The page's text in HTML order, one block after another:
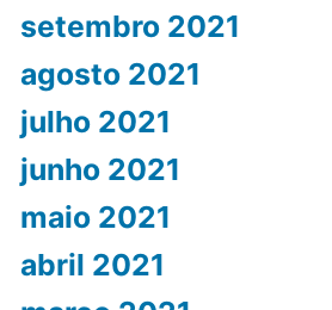
setembro 2021
agosto 2021
julho 2021
junho 2021
maio 2021
abril 2021